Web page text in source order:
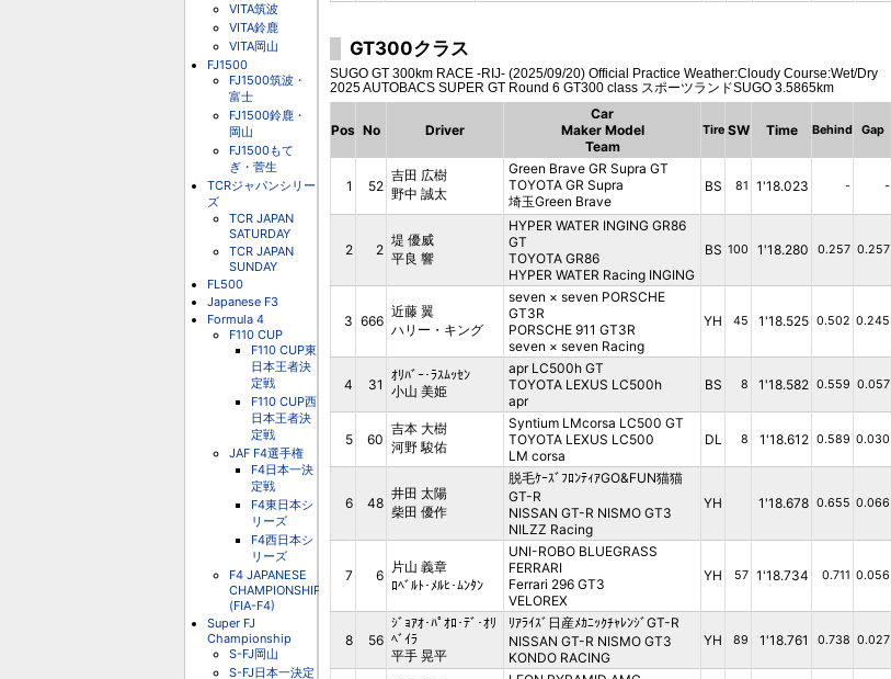
VITA筑波
VITA鈴鹿
VITA岡山
FJ1500
FJ1500筑波・
富士
FJ1500鈴鹿・
岡山
FJ1500もて
ぎ・菅生
TCRジャパンシリー
ズ
TCR JAPAN
SATURDAY
TCR JAPAN
SUNDAY
FL500
Japanese F3
Formula 4
F110 CUP
F110 CUP東
日本王者決
定戦
F110 CUP西
日本王者決
定戦
JAF F4選手権
F4日本一決
定戦
F4東日本シ
リーズ
F4西日本シ
リーズ
F4 JAPANESE
CHAMPIONSHIP
(FIA-F4)
Super FJ
Championship
S-FJ岡山
S-FJ日本一決定
GT300クラス
SUGO GT 300km RACE -RIJ- (2025/09/20) Official Practice Weather:Cloudy Course:Wet/Dry
2025 AUTOBACS SUPER GT Round 6 GT300 class スポーツランドSUGO 3.5865km
Pos No Driver
Car
Maker Model
Team
Tire SW Time Behind Gap
1 52
吉田 広樹
野中 誠太
Green Brave GR Supra GT
TOYOTA GR Supra
埼玉Green Brave
BS 81 1'18.023 - -
2 2
堤 優威
平良 響
HYPER WATER INGING GR86
GT
TOYOTA GR86
HYPER WATER Racing INGING
BS 100 1'18.280 0.257 0.257
3 666
近藤 翼
ハリー・キング
seven × seven PORSCHE
GT3R
PORSCHE 911 GT3R
seven × seven Racing
YH 45 1'18.525 0.502 0.245
4 31
ｵﾘﾊﾞｰ･ﾗｽﾑｯｾﾝ
小山 美姫
apr LC500h GT
TOYOTA LEXUS LC500h
apr
BS 8 1'18.582 0.559 0.057
5 60
吉本 大樹
河野 駿佑
Syntium LMcorsa LC500 GT
TOYOTA LEXUS LC500
LM corsa
DL 8 1'18.612 0.589 0.030
6 48
井田 太陽
柴田 優作
脱毛ｹｰｽﾞﾌﾛﾝﾃｨｱGO&FUN猫猫
GT-R
NISSAN GT-R NISMO GT3
NILZZ Racing
YH 1'18.678 0.655 0.066
7 6
片山 義章
ﾛﾍﾞﾙﾄ･ﾒﾙﾋ･ﾑﾝﾀﾝ
UNI-ROBO BLUEGRASS
FERRARI
Ferrari 296 GT3
VELOREX
YH 57 1'18.734 0.711 0.056
8 56
ｼﾞｮｱｵ･ﾊﾟｵﾛ･ﾃﾞ･ｵﾘ
ﾍﾞｲﾗ
平手 晃平
ﾘｱﾗｲｽﾞ日産ﾒｶﾆｯｸﾁｬﾚﾝｼﾞGT-R
NISSAN GT-R NISMO GT3
KONDO RACING
YH 89 1'18.761 0.738 0.027